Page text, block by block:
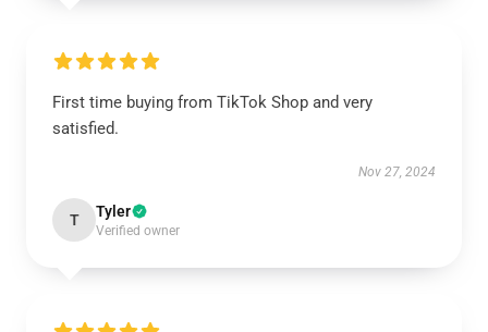
First time buying from TikTok Shop and very
satisfied.
Nov 27, 2024
T Tyler
Verified owner